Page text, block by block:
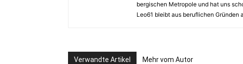
bergischen Metropole und hat uns
Leo61 bleibt aus beruflichen Gründen
Verwandte Artikel Mehr vom Autor